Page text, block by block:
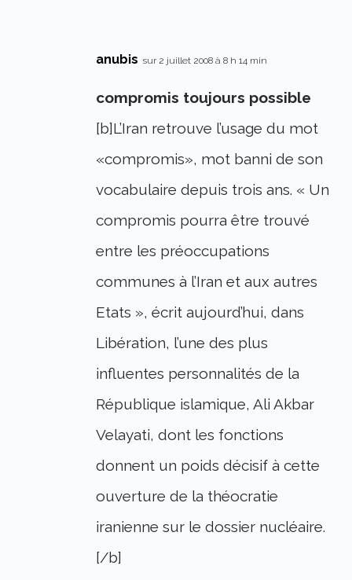
anubis sur 2 juillet 2008 à 8 h 14 min
compromis toujours possible
[b]L’Iran retrouve l’usage du mot
«compromis», mot banni de son
vocabulaire depuis trois ans. « Un
compromis pourra être trouvé
entre les préoccupations
communes à l’Iran et aux autres
Etats », écrit aujourd’hui, dans
Libération, l’une des plus
influentes personnalités de la
République islamique, Ali Akbar
Velayati, dont les fonctions
donnent un poids décisif à cette
ouverture de la théocratie
iranienne sur le dossier nucléaire.
[/b]